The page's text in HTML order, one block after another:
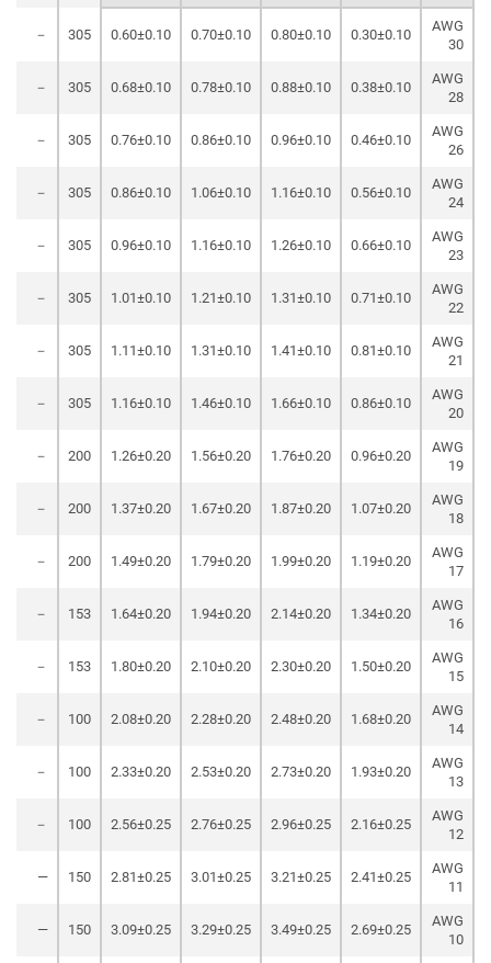
AWG
30
0.30±0.10
0.80±0.10
0.70±0.10
0.60±0.10
305
－
AWG
28
0.38±0.10
0.88±0.10
0.78±0.10
0.68±0.10
305
－
AWG
26
0.46±0.10
0.96±0.10
0.86±0.10
0.76±0.10
305
－
AWG
24
0.56±0.10
1.16±0.10
1.06±0.10
0.86±0.10
305
－
AWG
23
0.66±0.10
1.26±0.10
1.16±0.10
0.96±0.10
305
－
AWG
22
0.71±0.10
1.31±0.10
1.21±0.10
1.01±0.10
305
－
AWG
21
0.81±0.10
1.41±0.10
1.31±0.10
1.11±0.10
305
－
AWG
20
0.86±0.10
1.66±0.10
1.46±0.10
1.16±0.10
305
－
AWG
19
0.96±0.20
1.76±0.20
1.56±0.20
1.26±0.20
200
－
AWG
18
1.07±0.20
1.87±0.20
1.67±0.20
1.37±0.20
200
－
AWG
17
1.19±0.20
1.99±0.20
1.79±0.20
1.49±0.20
200
－
AWG
16
1.34±0.20
2.14±0.20
1.94±0.20
1.64±0.20
153
－
AWG
15
1.50±0.20
2.30±0.20
2.10±0.20
1.80±0.20
153
－
AWG
14
1.68±0.20
2.48±0.20
2.28±0.20
2.08±0.20
100
－
AWG
13
1.93±0.20
2.73±0.20
2.53±0.20
2.33±0.20
100
－
AWG
12
2.16±0.25
2.96±0.25
2.76±0.25
2.56±0.25
100
－
AWG
11
2.41±0.25
3.21±0.25
3.01±0.25
2.81±0.25
150
—
AWG
10
2.69±0.25
3.49±0.25
3.29±0.25
3.09±0.25
150
—